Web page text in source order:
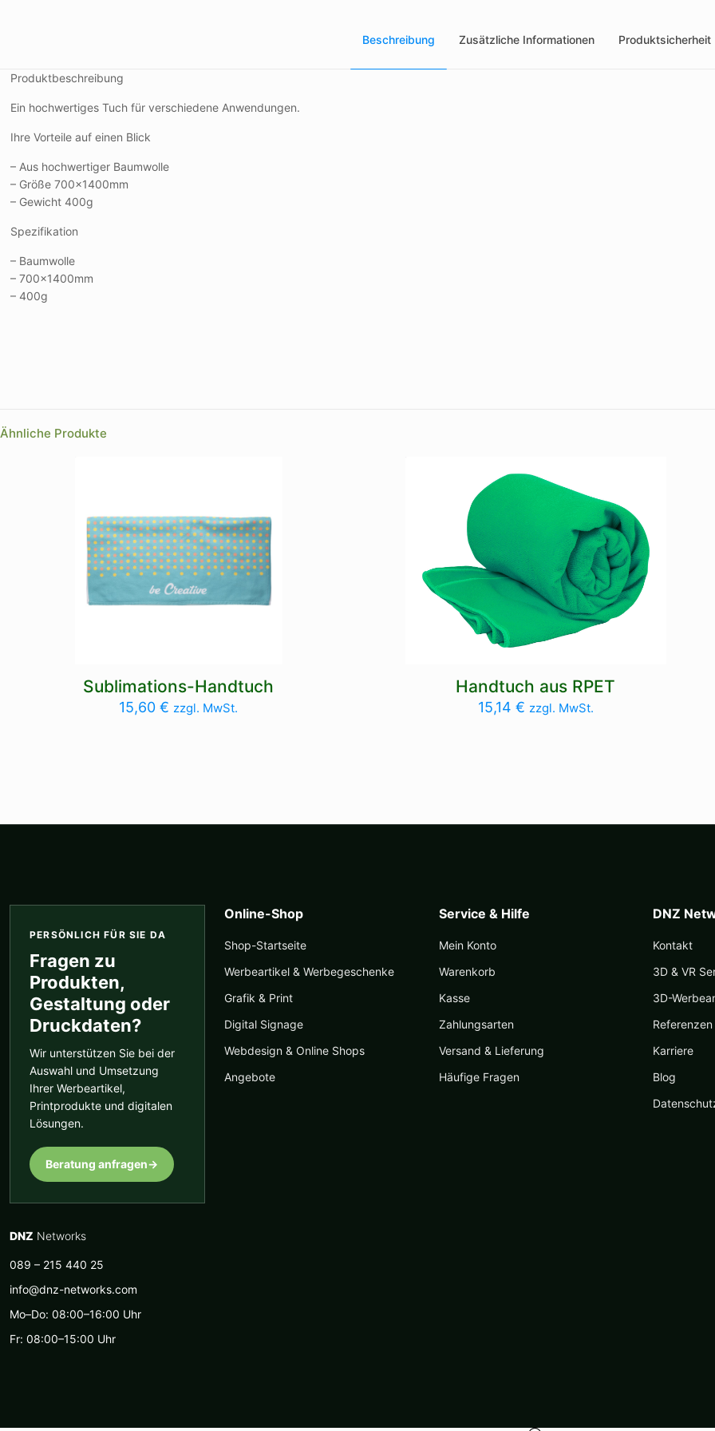
Beschreibung Zusätzliche Informationen Produktsicherheit
Produktbeschreibung
Ein hochwertiges Tuch für verschiedene Anwendungen.
Ihre Vorteile auf einen Blick
– Aus hochwertiger Baumwolle
– Größe 700x1400mm
– Gewicht 400g
Spezifikation
– Baumwolle
– 700x1400mm
– 400g
Ähnliche Produkte
Sublimations-Handtuch
15,60€ zzgl. MwSt.
Handtuch aus RPET
15,14 € zzgl. MwSt.
PERSÖNLICH FÜR SIE DA
Fragen zu
Produkten,
Gestaltung oder
Druckdaten?
Wir unterstützen Sie bei der
Auswahl und Umsetzung
Ihrer Werbeartikel,
Printprodukte und digitalen
Lösungen.
Beratung anfragen→
DNZ Networks
089 – 215 440 25
info@dnz-networks.com
Mo–Do: 08:00–16:00 Uhr
Fr: 08:00–15:00 Uhr
Online-Shop
Shop-Startseite
Werbeartikel & Werbegeschenke
Grafik & Print
Digital Signage
Webdesign & Online Shops
Angebote
Service & Hilfe
Mein Konto
Warenkorb
Kasse
Zahlungsarten
Versand & Lieferung
Häufige Fragen
DNZ
Kontakt
3D & VR
3D-
Referenzen
Karriere
Blog